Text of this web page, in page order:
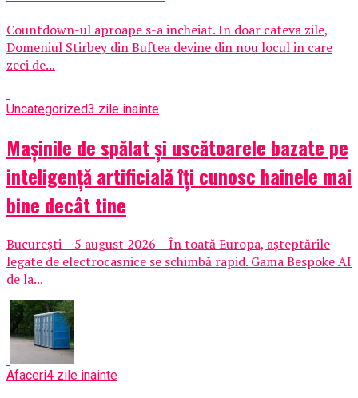
Countdown-ul aproape s-a incheiat. In doar cateva zile,
Domeniul Stirbey din Buftea devine din nou locul in care
zeci de...
Uncategorized3 zile inainte
Mașinile de spălat și uscătoarele bazate pe
inteligență artificială îți cunosc hainele mai
bine decât tine
București – 5 august 2026 – În toată Europa, așteptările
legate de electrocasnice se schimbă rapid. Gama Bespoke AI
de la...
Afaceri4 zile inainte